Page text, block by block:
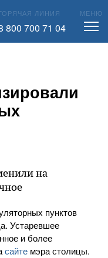
ЛИНИЯ
800 700 71 04
МЕНЮ
на
пунктов
Устаревшее
и более
сайте мэра столицы.